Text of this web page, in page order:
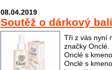
08.04.2019
Soutěž o dárkový
Tři z vás nyní
značky
Onclé s
Onclé s